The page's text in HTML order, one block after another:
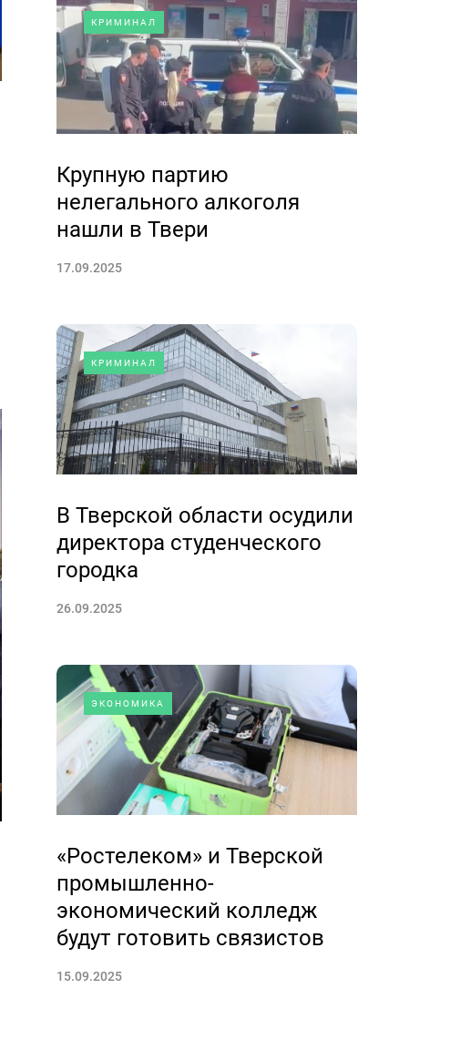
КРИМИНАЛ
Крупную партию
нелегального алкоголя
нашли в Твери
17.09.2025
КРИМИНАЛ
В Тверской области осудили
директора студенческого
городка
26.09.2025
ЭКОНОМИКА
«Ростелеком» и Тверской
промышленно-
экономический колледж
будут готовить связистов
15.09.2025